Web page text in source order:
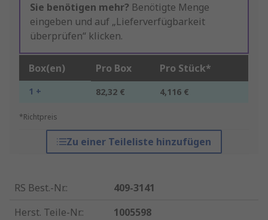
Sie benötigen mehr? Benötigte Menge
eingeben und auf „Lieferverfügbarkeit
überprüfen“ klicken.
Box(en) Pro Box Pro Stück*
1 + 82,32 € 4,116 €
*Richtpreis
Zu einer Teileliste hinzufügen
RS Best.-Nr.:
409-3141
Herst. Teile-Nr.:
1005598